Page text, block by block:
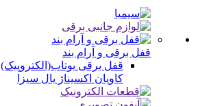
قفل برقی و آرام بند
قفل برقی یوتاب(الکتروپیک)
کاویان اکسیناژ یال سیزا